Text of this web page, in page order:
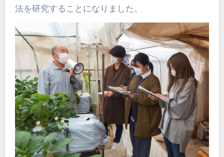
法を研究することになりました。